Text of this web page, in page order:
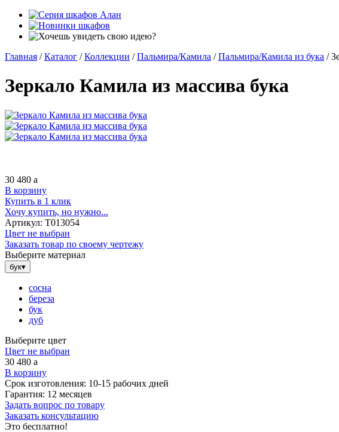
Главная / Каталог / Коллекции / Пальмира/Камила / Пальмира/Камила из бука /
Зеркало Камила из массива бука
30 480 a
В корзину
Купить в 1 клик
Хочу купить, но нужно...
Артикул: Т013054
Цвет не выбран
Заказать товар по своему чертежу
Выберите материал
бук▾
сосна
береза
бук
дуб
Выберите цвет
Цвет не выбран
30 480 a
В корзину
Срок изготовления: 10-15 рабочих дней
Гарантия: 12 месяцев
Задать вопрос по товару
Заказать консультацию
Это бесплатно!